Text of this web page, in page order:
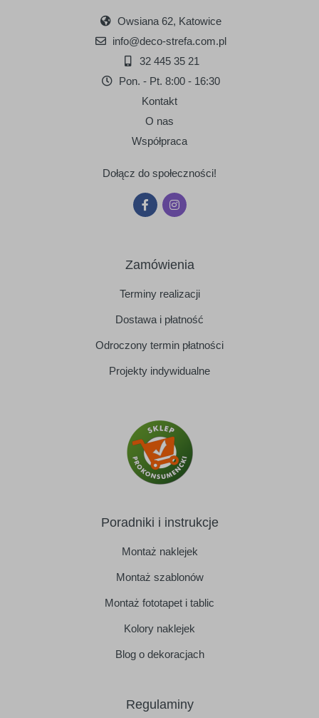
Owsiana 62, Katowice
info@deco-strefa.com.pl
32 445 35 21
Pon. - Pt. 8:00 - 16:30
Kontakt
O nas
Współpraca
Dołącz do społeczności!
Zamówienia
Terminy realizacji
Dostawa i płatność
Odroczony termin płatności
Projekty indywidualne
Poradniki i instrukcje
Montaż naklejek
Montaż szablonów
Montaż fototapet i tablic
Kolory naklejek
Blog o dekoracjach
Regulaminy